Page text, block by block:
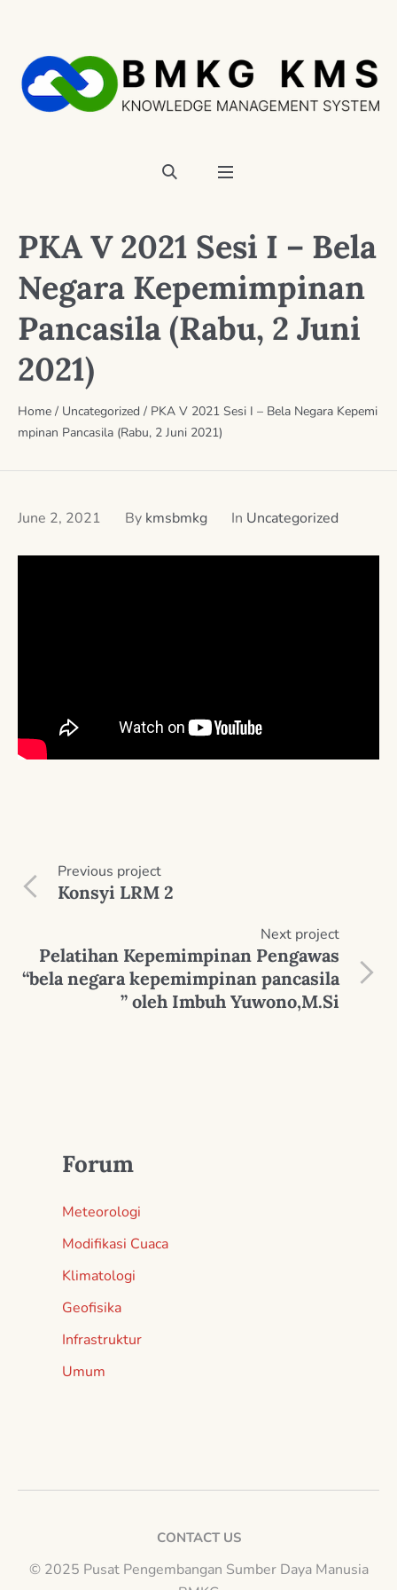
PKA V 2021 Sesi I – Bela
Negara Kepemimpinan
Pancasila (Rabu, 2 Juni
2021)
Home / Uncategorized / PKA V 2021 Sesi I – Bela Negara Kepemi
mpinan Pancasila (Rabu, 2 Juni 2021)
June 2, 2021 By kmsbmkg In Uncategorized
Previous project
Konsyi LRM 2
Next project
Pelatihan Kepemimpinan Pengawas
“bela negara kepemimpinan pancasila
” oleh Imbuh Yuwono,M.Si
Forum
Meteorologi
Modifikasi Cuaca
Klimatologi
Geofisika
Infrastruktur
Umum
CONTACT US
© 2025 Pusat Pengembangan Sumber Daya Manusia